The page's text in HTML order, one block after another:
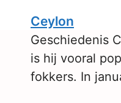
Ceylon
Geschiedenis
is hij vooral
fokkers. In